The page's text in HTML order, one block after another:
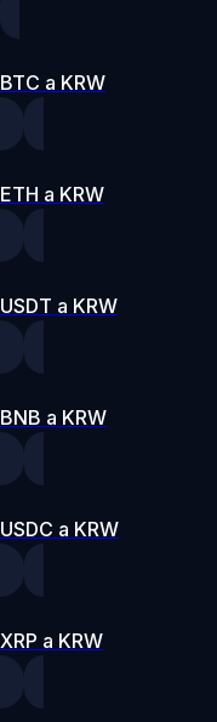
BTC a KRW
ETH a KRW
USDT a KRW
BNB a KRW
USDC a KRW
XRP a KRW